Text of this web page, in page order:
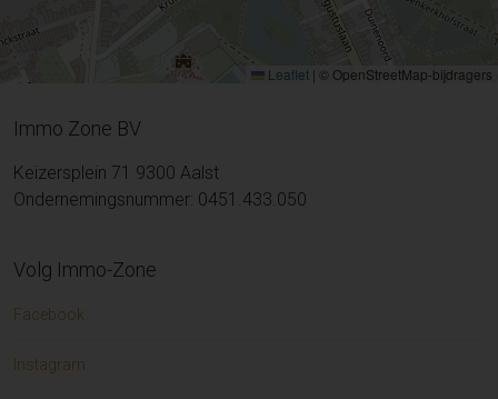
Leaflet | © OpenStreetMap-bijdragers
Immo Zone BV
Keizersplein 71 9300 Aalst
Ondernemingsnummer: 0451.433.050
Volg Immo-Zone
Facebook
Instagram